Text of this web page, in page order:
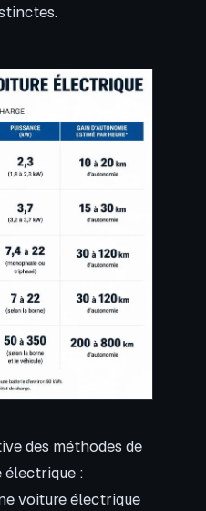
des méthodes de
électrique :
voiture électrique